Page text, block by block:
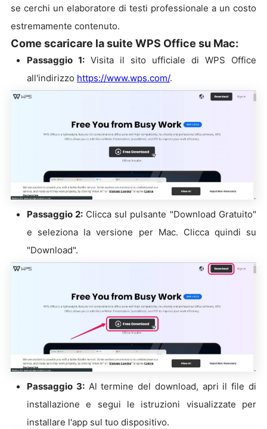
se cerchi un elaboratore di testi professionale a un costo
estremamente contenuto.
Come scaricare la suite WPS Office su Mac:
Passaggio 1: Visita il sito ufficiale di WPS Office
all'indirizzo https://www.wps.com/.
Passaggio 2: Clicca sul pulsante "Download Gratuito"
e seleziona la versione per Mac. Clicca quindi su
"Download".
Passaggio 3:Al termine del download, apri il file di
installazione e segui le istruzioni visualizzate per
installare l'app sul tuo dispositivo.